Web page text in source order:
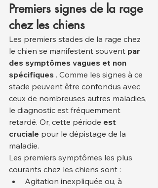
Premiers signes de la rage
chez les chiens
Les premiers stades de la rage chez
le chien se manifestent souvent par
des symptômes vagues et non
spécifiques . Comme les signes à ce
stade peuvent être confondus avec
ceux de nombreuses autres maladies,
le diagnostic est fréquemment
retardé. Or, cette période est
cruciale pour le dépistage de la
maladie.
Les premiers symptômes les plus
courants chez les chiens sont :
Agitation inexpliquée ou, à